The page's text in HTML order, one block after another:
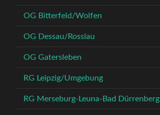
OG Bitterfeld/Wolfen
OG Dessau/Rosslau
OG Gatersleben
RG Leipzig/Umgebung
RG Merseburg-Leuna-Bad Dürrenberg